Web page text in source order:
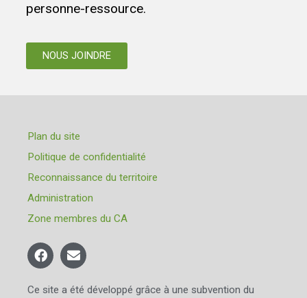
personne-ressource.
NOUS JOINDRE
Plan du site
Politique de confidentialité
Reconnaissance du territoire
Administration
Zone membres du CA
Ce site a été développé grâce à une subvention du